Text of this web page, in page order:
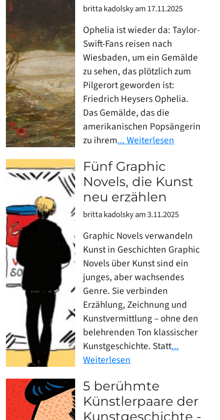
britta kadolsky am 17.11.2025
Ophelia ist wieder da: Taylor-
Swift-Fans reisen nach
Wiesbaden, um ein Gemälde
zu sehen, das plötzlich zum
Pilgerort geworden ist:
Friedrich Heysers Ophelia.
Das Gemälde, das die
amerikanischen Popsängerin
zu ihrem... Weiterlesen
Fünf Graphic
Novels, die Kunst
neu erzählen
britta kadolsky am 3.11.2025
Graphic Novels verwandeln
Kunst in Geschichten Graphic
Novels über Kunst sind ein
junges, aber wachsendes
Genre. Sie verbinden
Erzählung, Zeichnung und
Kunstvermittlung – ohne den
belehrenden Ton klassischer
Kunstgeschichte. Statt...
Weiterlesen
5 berühmte
Künstlerpaare der
Kunstgeschichte -